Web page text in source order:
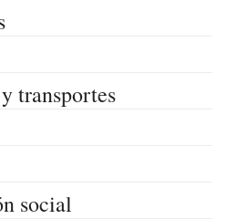
transportes
social